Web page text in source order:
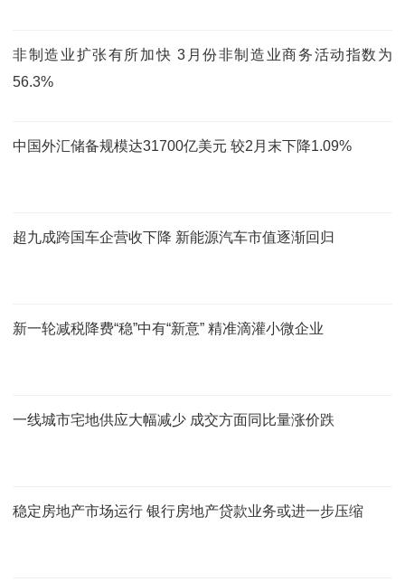
非制造业扩张有所加快 3月份非制造业商务活动指数为
56.3%
中国外汇储备规模达31700亿美元 较2月末下降1.09%
超九成跨国车企营收下降 新能源汽车市值逐渐回归
新一轮减税降费“稳”中有“新意” 精准滴灌小微企业
一线城市宅地供应大幅减少 成交方面同比量涨价跌
稳定房地产市场运行 银行房地产贷款业务或进一步压缩